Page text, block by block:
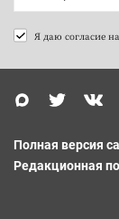
Я даю согласие на
Полная версия
Редакционная